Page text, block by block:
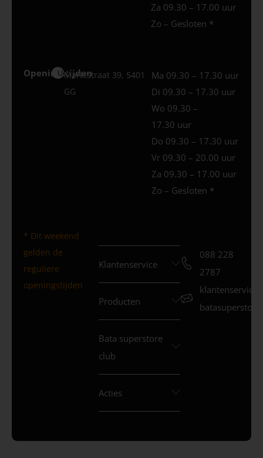
Za 09.30 – 17.00 uur
Zo – Gesloten *
Openingstijden
Uden
Marktstraat 39, 5401
GG
Ma 09.30 – 17.30 uur
Di 09.30 – 17.30 uur
Wo 09.30 –
17.30 uur
Do 09.30 – 17.30 uur
Vr 09.30 – 20.00 uur
Za 09.30 – 17.00 uur
Zo – Gesloten *
* Dit weekend
gelden de
reguliere
openingstijden
Klantenservice
Producten
Bata superstore
club
Acties
088 228
2787